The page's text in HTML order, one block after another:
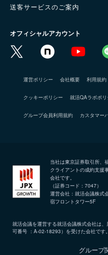
送客サービスのご案内
オフィシャルアカウント
運営ポリシー 会社概要 利用規約
クッキーポリシー 就活QAラボポリ
グループ会員利用規約 カスタマー
当社は東京証券取引所、
クライアントの成約支援
会社です。
（証券コード：7047）
運営会社：就活会議株式
宿フロントタワー5F
就活会議を運営する就活会議株式会社は
可番号 ：A-02-18293）を受けた会社です。